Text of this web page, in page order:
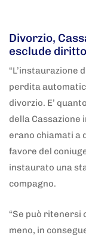
Divorzio,
esclude
“L’instaurazione
perdita
divorzio. E’
della Cassazione
erano chiamati a
favore del
instaurato una
compagno.
“Se può ritenersi
meno, in